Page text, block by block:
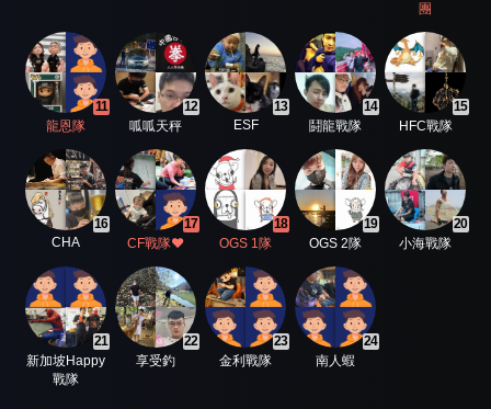
團
11
龍恩隊
12
呱呱天秤
13
ESF
14
鬪龍戰隊
15
HFC戰隊
16
CHA
17
CF戰隊❤️
18
OGS 1隊
19
OGS 2隊
20
小海戰隊
21
新加坡Happy
戰隊
22
享受釣
23
金利戰隊
24
南人蝦